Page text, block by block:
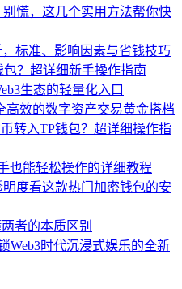
慌，这几个实用方法帮你快
标准、影响因素与省钱技巧
？超详细新手操作指南
生态的轻量化入口
高效的数字资产交易黄金搭档
转入TP钱包？超详细操作指
也能轻松操作的详细教程
度看这款热门加密钱包的安
者的本质区别
Web3时代沉浸式娱乐的全新